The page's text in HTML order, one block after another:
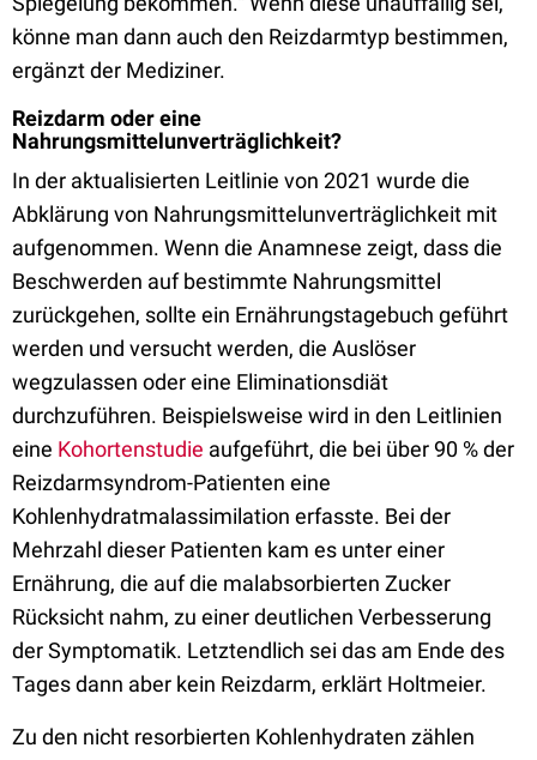
könne man dann auch den Reizdarmtyp bestimmen,
ergänzt der Mediziner.
Reizdarm oder eine
Nahrungsmittelunverträglichkeit?
In der aktualisierten Leitlinie von 2021 wurde die
Abklärung von Nahrungsmittelunverträglichkeit mit
aufgenommen. Wenn die Anamnese zeigt, dass die
Beschwerden auf bestimmte Nahrungsmittel
zurückgehen, sollte ein Ernährungstagebuch geführt
werden und versucht werden, die Auslöser
wegzulassen oder eine Eliminationsdiät
durchzuführen. Beispielsweise wird in den Leitlinien
eine Kohortenstudie aufgeführt, die bei über 90 % der
Reizdarmsyndrom-Patienten eine
Kohlenhydratmalassimilation erfasste. Bei der
Mehrzahl dieser Patienten kam es unter einer
Ernährung, die auf die malabsorbierten Zucker
Rücksicht nahm, zu einer deutlichen Verbesserung
der Symptomatik. Letztendlich sei das am Ende des
Tages dann aber kein Reizdarm, erklärt Holtmeier.
Zu den nicht resorbierten Kohlenhydraten zählen